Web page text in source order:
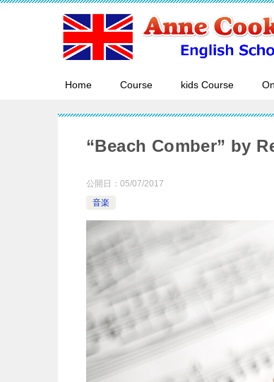
Home Course kids Course
“Beach Comber” by
公開日： 05/07/2017
音楽